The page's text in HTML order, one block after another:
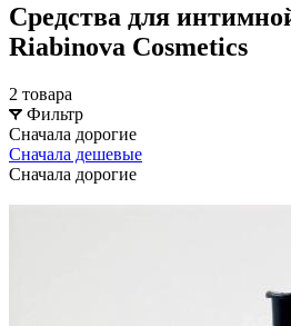
Средства для
Riabinova Cosmetics
2 товара
Фильтр
Сначала дорогие
Сначала дешевые
Сначала дорогие